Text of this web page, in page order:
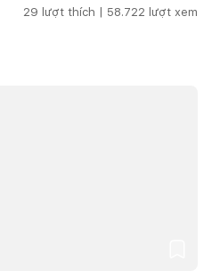
29 lượt thích | 58.722 lượt xem